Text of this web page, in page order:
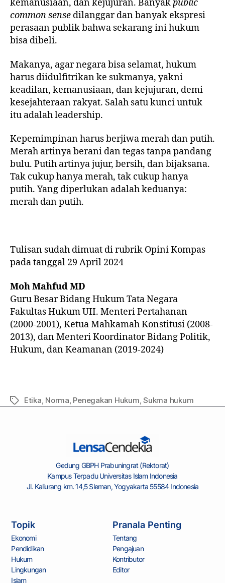
kemanusiaan, dan kejujuran. Banyakpublic
common sense dilanggar dan banyak ekspresi
perasaan publik bahwa sekarang ini hukum
bisa dibeli.
Makanya, agar negara bisa selamat, hukum
harus diidulfitrikan ke sukmanya, yakni
keadilan, kemanusiaan, dan kejujuran, demi
kesejahteraan rakyat. Salah satu kunci untuk
itu adalah leadership.
Kepemimpinan harus berjiwa merah dan putih.
Merah artinya berani dan tegas tanpa pandang
bulu. Putih artinya jujur, bersih, dan bijaksana.
Tak cukup hanya merah, tak cukup hanya
putih. Yang diperlukan adalah keduanya:
merah dan putih.
Tulisan sudah dimuat di rubrik Opini Kompas
pada tanggal 29 April 2024
Moh Mahfud MD
Guru Besar Bidang Hukum Tata Negara
Fakultas Hukum UII. Menteri Pertahanan
(2000-2001), Ketua Mahkamah Konstitusi (2008-
2013), dan Menteri Koordinator Bidang Politik,
Hukum, dan Keamanan (2019-2024)
Etika, Norma, Penegakan Hukum,Sukma hukum
Gedung GBPH Prabuningrat (Rektorat)
Kampus Terpadu Universitas Islam Indonesia
Jl. Kaliurang km. 14,5 Sleman, Yogyakarta 55584 Indonesia
Topik
Ekonomi
Pendidikan
Hukum
Lingkungan
Islam
Pranala Penting
Tentang
Pengajuan
Kontributor
Editor